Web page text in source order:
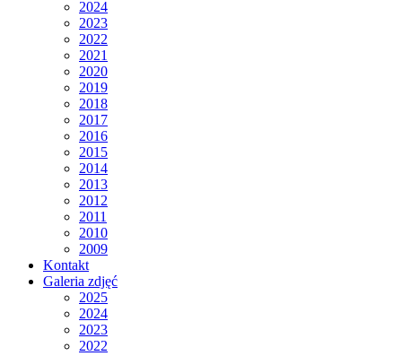
2024
2023
2022
2021
2020
2019
2018
2017
2016
2015
2014
2013
2012
2011
2010
2009
Kontakt
Galeria zdjęć
2025
2024
2023
2022